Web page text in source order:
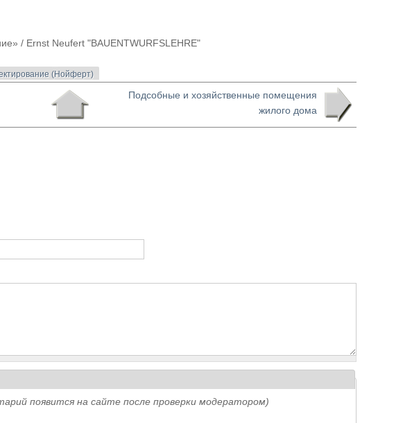
/ Ernst Neufert "BAUENTWURFSLEHRE"
(Нойферт)
Подсобные и хозяйственные помещения
жилого дома
появится на сайте после проверки модератором)